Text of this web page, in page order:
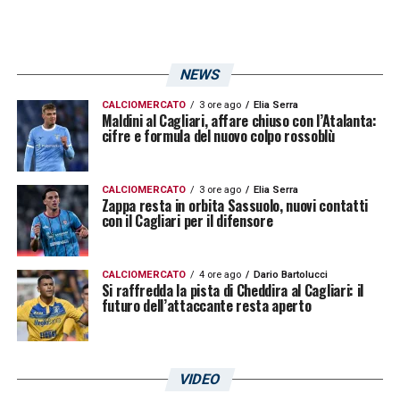
NEWS
CALCIOMERCATO 3 ore ago Elia Serra
Maldini al Cagliari, affare chiuso con l’Atalanta:
cifre e formula del nuovo colpo rossoblù
CALCIOMERCATO 3 ore ago Elia Serra
Zappa resta in orbita Sassuolo, nuovi contatti
con il Cagliari per il difensore
CALCIOMERCATO 4 ore ago Dario Bartolucci
Si raffredda la pista di Cheddira al Cagliari: il
futuro dell’attaccante resta aperto
VIDEO